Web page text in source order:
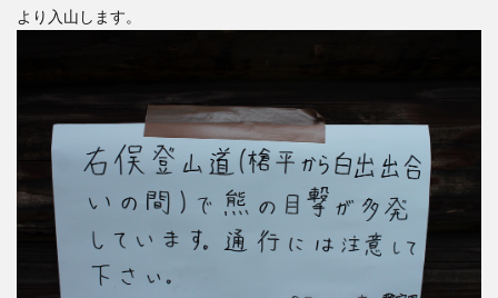
より入山します。